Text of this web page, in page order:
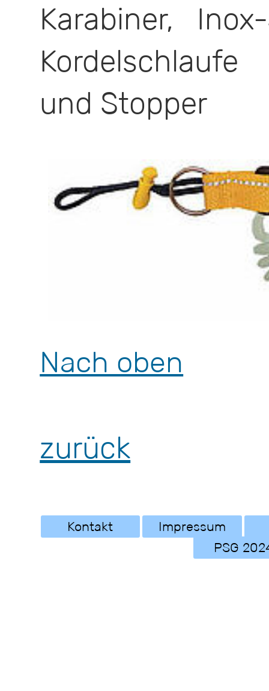
Karabiner,
Kordelschlaufe
und Stopper
Nach oben
zurück
Kontakt
Impressum
PSG